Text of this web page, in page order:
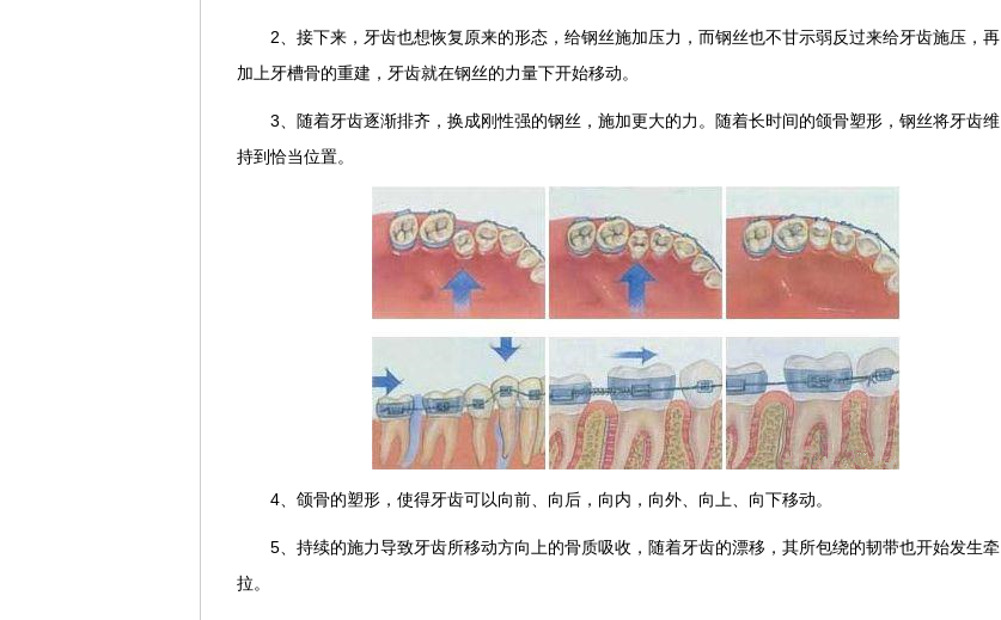
2、接下来，牙齿也想恢复原来的形态，给钢丝施加压力，而钢丝也不甘示弱反过来给牙齿施压，再
加上牙槽骨的重建，牙齿就在钢丝的力量下开始移动。
3、随着牙齿逐渐排齐，换成刚性强的钢丝，施加更大的力。随着长时间的颌骨塑形，钢丝将牙齿维
持到恰当位置。
4、颌骨的塑形，使得牙齿可以向前、向后，向内，向外、向上、向下移动。
5、持续的施力导致牙齿所移动方向上的骨质吸收，随着牙齿的漂移，其所包绕的韧带也开始发生牵
拉。